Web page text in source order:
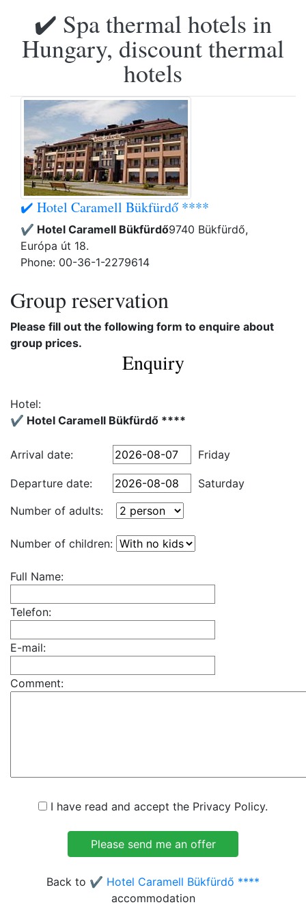
✔️ Spa thermal hotels in
Hungary, discount thermal
hotels
✔️ Hotel Caramell Bükfürdő ****
✔️ Hotel Caramell Bükfürdő9740 Bükfürdő,
Európa út 18.
Phone: 00-36-1-2279614
Group reservation
Please fill out the following form to enquire about
group prices.
Enquiry
Hotel:
✔️ Hotel Caramell Bükfürdő ****
Arrival date: Friday
Departure date:
Saturday
Number of adults:
Number of children:
Full Name:
Telefon:
E-mail:
Comment:
I have read and accept the Privacy Policy.
Back to ✔️ Hotel Caramell Bükfürdő ****
accommodation